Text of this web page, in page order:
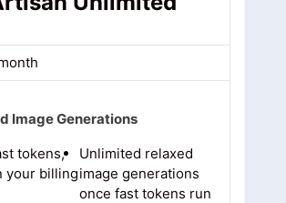
Image Generations
tokens,
your billing
Unlimited relaxed
image generations
once fast tokens run